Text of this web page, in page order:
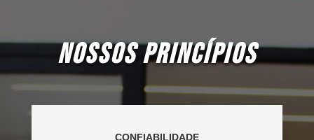
NOSSOS PRINCÍPIOS
CONFIABILIDADE